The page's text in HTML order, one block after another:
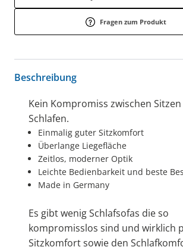
Fragen zum Produkt
Beschreibung
Kein Kompromiss zwischen
Schlafen.
Einmalig guter Sitzkomfort
Überlange Liegefläche
Zeitlos, moderner Optik
Leichte Bedienbarkeit und beste
Made in Germany
Es gibt wenig Schlafsofas die so
kompromisslos sind und wirklich
Sitzkomfort sowie den